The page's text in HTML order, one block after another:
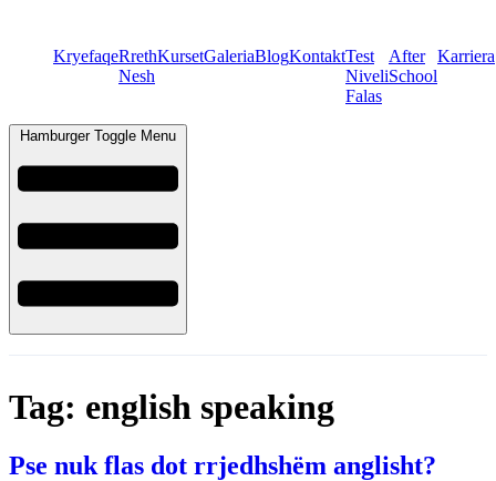
KryefaqeRreth
Nesh
KursetGaleriaBlogKontaktTest
Niveli
Falas
After
School
Karriera
Hamburger Toggle Menu
Tag: english speaking
Pse nuk flas dot rrjedhshëm anglisht?